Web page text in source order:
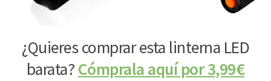
¿Quieres comprar esta linterna LED
barata? Cómprala aquí por 3,99€